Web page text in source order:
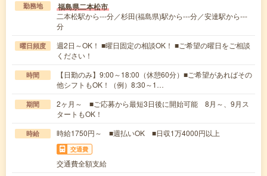
勤務地 福島県二本松市
二本松駅から---分／杉田(福島県)駅から---分／安達駅から---
分
曜日頻度
週2日～OK！ ■曜日固定の相談OK！ ■ご希望の曜日をご相談
ください！
時間
【日勤のみ】9:00～18:00（休憩60分）■ご希望があればその
他シフトもOK！（例）8:30～1…
期間
2ヶ月～ ■ご応募から最短3日後に開始可能 8月～、9月ス
タートもOK！
時給 時給1750円～ ■週払いOK ■日収1万4000円以上
交通費
交通費全額支給